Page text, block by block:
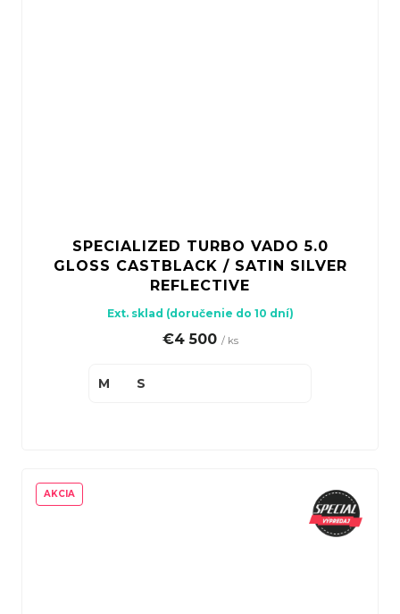
SPECIALIZED TURBO VADO 5.0
GLOSS CASTBLACK / SATIN SILVER
REFLECTIVE
Ext. sklad (doručenie do 10 dní)
€4 500 / ks
M S
AKCIA